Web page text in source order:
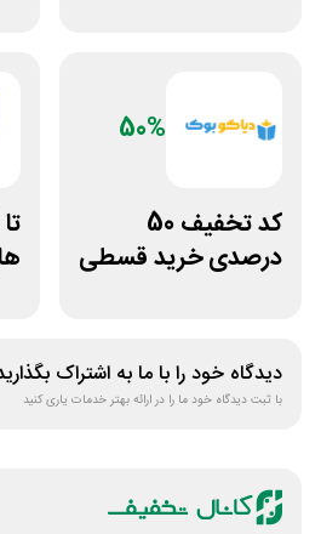
50%
کد تخفیف 50
درصدی خرید قسطی
دیدگاه خود را با ما به اشتراک
با ثبت دیدگاه خود ما را در ارائه بهتر خدمات یاری کنید